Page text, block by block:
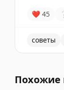
❤ 45
советы
Похожие